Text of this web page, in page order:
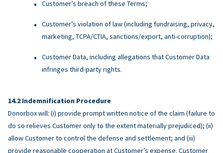
Customer’s breach of these Terms;
Customer’s violation of law (including fundraising, privacy,
marketing, TCPA/CTIA, sanctions/export, anti-corruption);
Customer Data, including allegations that Customer Data
infringes third-party rights.
Indemnification Procedure
Donorbox will: (i) provide prompt written notice of the claim (failure to
do so relieves Customer only to the extent materially prejudiced); (ii)
allow Customer to control the defense and settlement; and (iii)
provide reasonable cooperation at Customer’s expense. Customer